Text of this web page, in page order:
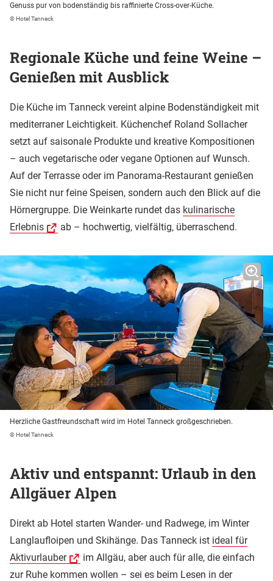
Genuss pur von bodenständig bis raffinierte Cross-over-Küche.
© Hotel Tanneck
Regionale Küche und feine Weine –
Genießen mit Ausblick
Die Küche im Tanneck vereint alpine Bodenständigkeit mit
mediterraner Leichtigkeit. Küchenchef Roland Sollacher
setzt auf saisonale Produkte und kreative Kompositionen
– auch vegetarische oder vegane Optionen auf Wunsch.
Auf der Terrasse oder im Panorama-Restaurant genießen
Sie nicht nur feine Speisen, sondern auch den Blick auf die
Hörnergruppe. Die Weinkarte rundet das kulinarische
Erlebnis
ab – hochwertig, vielfältig, überraschend.
Herzliche Gastfreundschaft wird im Hotel Tanneck großgeschrieben.
© Hotel Tanneck
Aktiv und entspannt: Urlaub in den
Allgäuer Alpen
Direkt ab Hotel starten Wander- und Radwege, im Winter
Langlaufloipen und Skihänge. Das Tanneck ist ideal für
Aktivurlauber
im Allgäu, aber auch für alle, die einfach
zur Ruhe kommen wollen – sei es beim Lesen in der